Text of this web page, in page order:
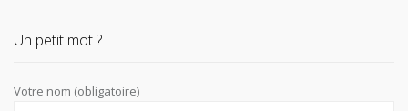
Un petit mot ?
Votre nom (obligatoire)